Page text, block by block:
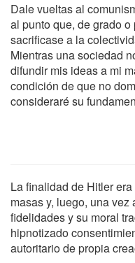
Dale vueltas al
al punto que, de grado
sacrificase a la
Mientras una sociedad
difundir mis ideas a mi
condición de que no
consideraré su
La finalidad de Hitler
masas y, luego, una
fidelidades y su moral
hipnotizado
autoritario de propia